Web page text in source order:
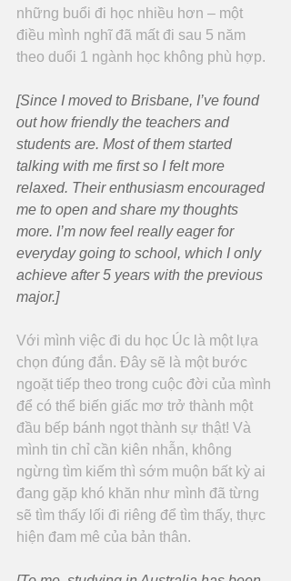
những buổi đi học nhiều hơn – một
điều mình nghĩ đã mất đi sau 5 năm
theo duổi 1 ngành học không phù hợp.
[Since I moved to Brisbane, I’ve found
out how friendly the teachers and
students are. Most of them started
talking with me first so I felt more
relaxed. Their enthusiasm encouraged
me to open and share my thoughts
more. I’m now feel really eager for
everyday going to school, which I only
achieve after 5 years with the previous
major.]
Với mình việc đi du học Úc là một lựa
chọn đúng đắn. Đây sẽ là một bước
ngoặt tiếp theo trong cuộc đời của mình
để có thể biến giấc mơ trở thành một
đầu bếp bánh ngọt thành sự thật! Và
mình tin chỉ cần kiên nhẫn, không
ngừng tìm kiếm thì sớm muộn bất kỳ ai
đang gặp khó khăn như mình đã từng
sẽ tìm thấy lối đi riêng để tìm thấy, thực
hiện đam mê của bản thân.